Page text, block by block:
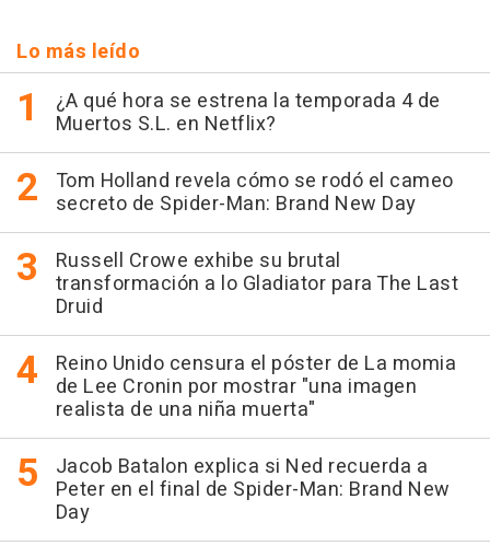
Lo más leído
¿A qué hora se estrena la temporada 4 de
Muertos S.L. en Netflix?
Tom Holland revela cómo se rodó el cameo
secreto de Spider-Man: Brand New Day
Russell Crowe exhibe su brutal
transformación a lo Gladiator para The Last
Druid
Reino Unido censura el póster de La momia
de Lee Cronin por mostrar "una imagen
realista de una niña muerta"
Jacob Batalon explica si Ned recuerda a
Peter en el final de Spider-Man: Brand New
Day